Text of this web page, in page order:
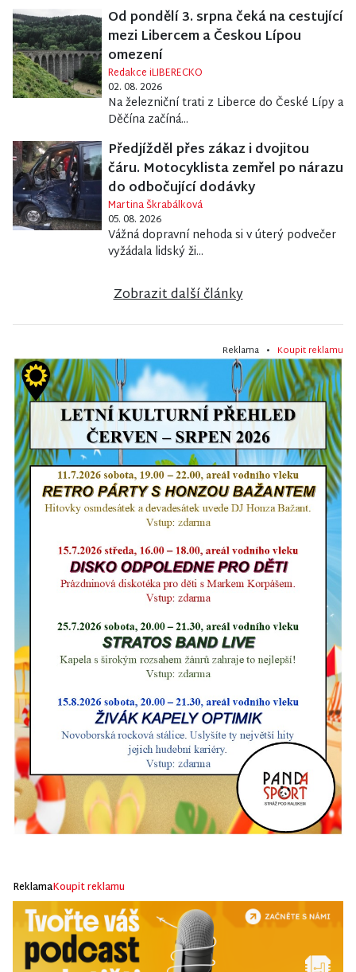
Od pondělí 3. srpna čeká na cestující
mezi Libercem a Českou Lípou
omezení
Redakce iLIBERECKO
02. 08. 2026
Na železniční trati z Liberce do České Lípy a
Děčína začíná...
Předjížděl přes zákaz i dvojitou
čáru. Motocyklista zemřel po nárazu
do odbočující dodávky
Martina Škrabálková
05. 08. 2026
Vážná dopravní nehoda si v úterý podvečer
vyžádala lidský ži...
Zobrazit další články
Reklama • Koupit reklamu
ReklamaKoupit reklamu